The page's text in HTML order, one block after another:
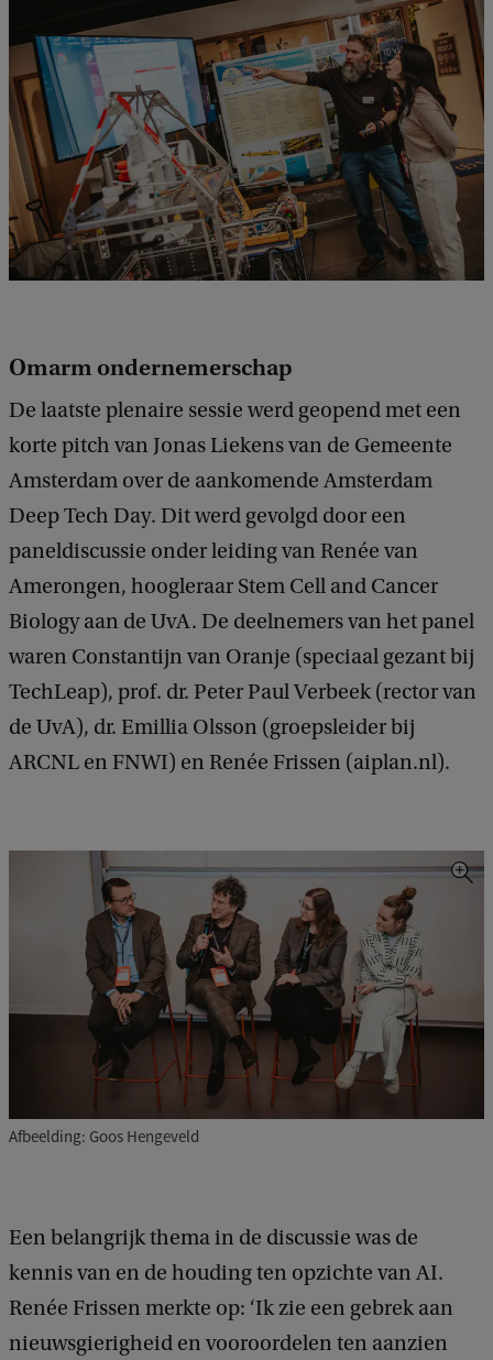
Omarm ondernemerschap
De laatste plenaire sessie werd geopend met een
korte pitch van Jonas Liekens van de Gemeente
Amsterdam over de aankomende Amsterdam
Deep Tech Day. Dit werd gevolgd door een
paneldiscussie onder leiding van Renée van
Amerongen, hoogleraar Stem Cell and Cancer
Biology aan de UvA. De deelnemers van het panel
waren Constantijn van Oranje (speciaal gezant bij
TechLeap), prof. dr. Peter Paul Verbeek (rector van
de UvA), dr. Emillia Olsson (groepsleider bij
ARCNL en FNWI) en Renée Frissen (aiplan.nl).
Afbeelding: Goos Hengeveld
Een belangrijk thema in de discussie was de
kennis van en de houding ten opzichte van AI.
Renée Frissen merkte op: ‘Ik zie een gebrek aan
nieuwsgierigheid en vooroordelen ten aanzien